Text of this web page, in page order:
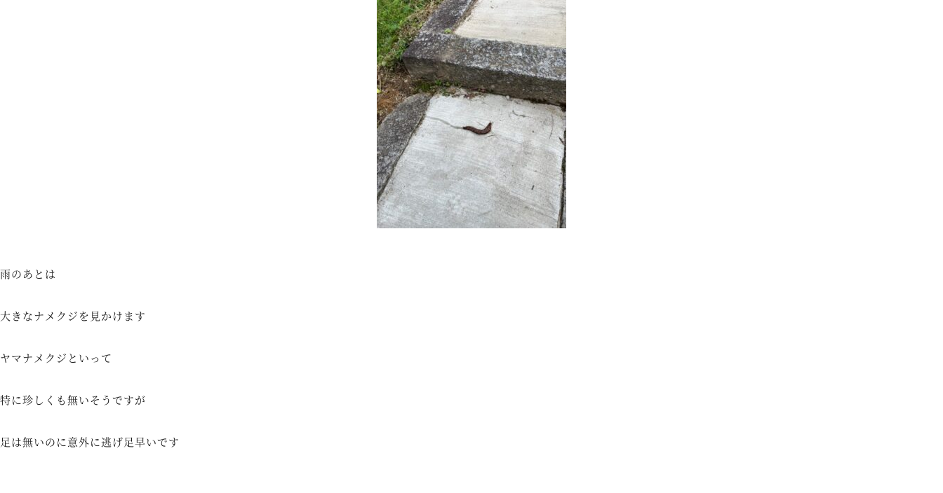
雨のあとは
大きなナメクジを見かけます
ヤマナメクジといって
特に珍しくも無いそうですが
足は無いのに意外に逃げ足早いです